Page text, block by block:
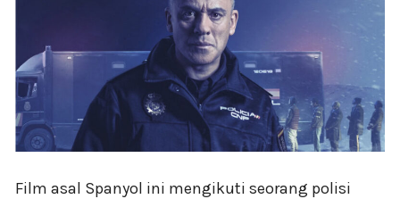
Film asal Spanyol ini mengikuti seorang polisi